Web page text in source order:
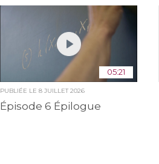
05:21
PUBLIÉE LE8 JUILLET 2026
Épisode 6 Épilogue